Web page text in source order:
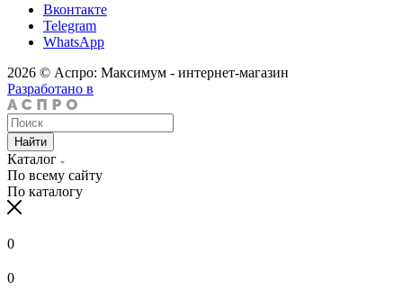
Вконтакте
Telegram
WhatsApp
2026 © Аспро: Максимум - интернет-магазин
Разработано в
Найти
Каталог
По всему сайту
По каталогу
0
0